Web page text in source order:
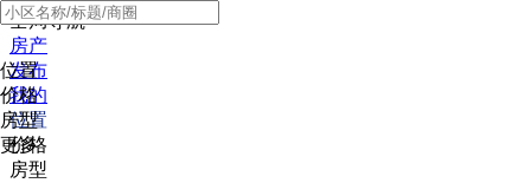
全局导航
房产
发布
我的
位置
价格
房型
更多
位置
价格
房型